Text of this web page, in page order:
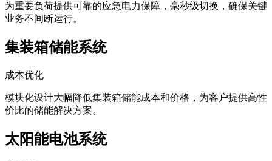
为重要负荷提供可靠的应急电力保障，毫秒级切换，确保关键
业务不间断运行。
集装箱储能系统
成本优化
模块化设计大幅降低集装箱储能成本和价格，为客户提供高性
价比的储能解决方案。
太阳能电池系统